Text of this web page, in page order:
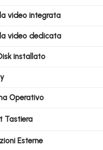
video integrata
video dedicata
installato
Operativo
Tastiera
Esterne